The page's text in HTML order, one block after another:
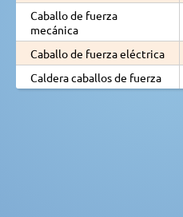
Caballo de fuerza
mecánica
Caballo de fuerza eléctrica
Caldera caballos de fuerza